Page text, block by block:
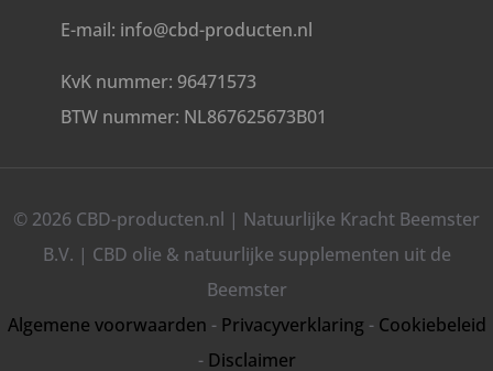
E-mail: info@cbd-producten.nl
KvK nummer: 96471573
BTW nummer: NL867625673B01
© 2026 CBD-producten.nl | Natuurlijke Kracht Beemster
B.V. | CBD olie & natuurlijke supplementen uit de
Beemster
Algemene voorwaarden - Privacyverklaring - Cookiebeleid
- Disclaimer